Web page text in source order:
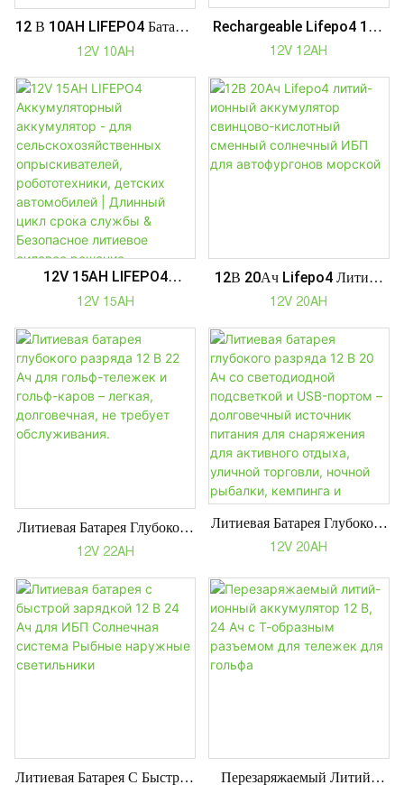
12 В 10AH LIFEPO4 Батарея
Для Сельскохозяйственных
Циклов, Водонепроницаемы
12V 10AH
Rechargeable Lifepo4 12V
12AH Lithium Battery Pack
UPS Children Car
12V 12AH
12V 15AH LIFEPO4
Аккумуляторный
Сельскохозяйственных
Опрыскивателей,
Робототехники, Детских
Автомобилей | Длинный
Цикл Срока Службы &
12V 15AH
12В 20Ач Lifepo4 Литий-
Ионный Аккумулятор
Сменный Солнечный ИБП
Для Автофургонов Морской
12V 20AH
Литиевая Батарея Глубокого
Разряда 12 В 22 Ач Для
Каров – Легкая,
Долговечная, Не Требует
Обслуживания.
12V 22AH
Литиевая Батарея Глубокого
Разряда 12 В 20 Ач Со
USB-Портом –
Долговечный Источник
Питания Для Снаряжения
Для Активного Отдыха,
Уличной Торговли, Ночной
12V 20AH
Литиевая Батарея С Быстрой
Перезаряжаемый Литий-